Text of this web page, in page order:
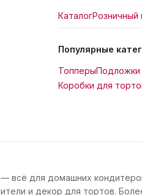
КаталогРозничный
Популярные
ТопперыПодложки
Коробки для
всё для домашних
и декор для тортов.